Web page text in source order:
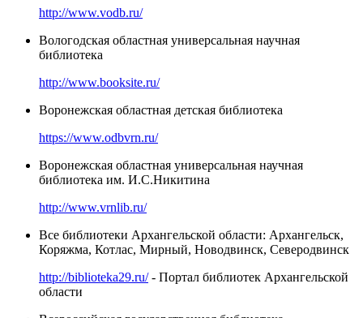
http://www.vodb.ru/
Вологодская областная универсальная научная
библиотека
http://www.booksite.ru/
Воронежская областная детская библиотека
https://www.odbvrn.ru/
Воронежская областная универсальная научная
библиотека им. И.С.Никитина
http://www.vrnlib.ru/
Все библиотеки Архангельской области: Архангельск,
Коряжма, Котлас, Мирный, Новодвинск, Северодвинск
http://biblioteka29.ru/- Портал библиотек Архангельской
области